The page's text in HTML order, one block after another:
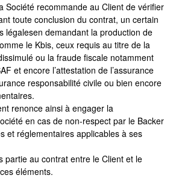
Société recommande au Client de vérifier
toute conclusion du contrat, un certain
légalesen demandant la production de
le Kbis, ceux requis au titre de la
ou la fraude fiscale notamment
et encore l’attestation de l’assurance
responsabilité civile ou bien encore
renonce ainsi à engager la
en cas de non-respect par le Backer
et réglementaires applicables à ses
partie au contrat entre le Client et le
éléments.